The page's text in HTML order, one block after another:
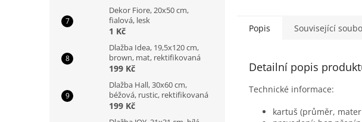
Dekor Fiore, 20x50 cm,
fialová, lesk
1 Kč
Dlažba Idea, 19,5x120 cm,
brown, mat, rektifikovaná
199 Kč
Dlažba Hall, 30x60 cm,
béžová, rustic, rektifikovaná
199 Kč
Popis
Související
Detailní popis
Technické informace:
kartuš (průměr,